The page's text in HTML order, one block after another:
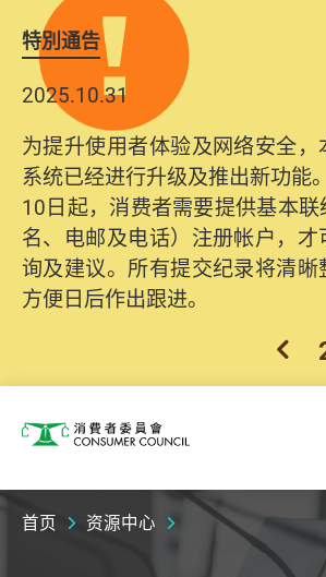
特別通告
2025.10.31
为提升使用者体验及网络安全
系统已经进行升级及推出新功能
10日起，消费者需要提供基本
名、电邮及电话）注册帐户，
询及建议。所有提交纪录将清晰
方便日后作出跟进。
上
消费者委员会
首页 资源中心